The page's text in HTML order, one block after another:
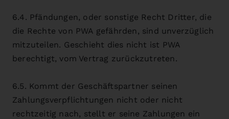
6.4. Pfändungen, oder sonstige Recht Dritter, die
die Rechte von PWA gefährden, sind unverzüglich
mitzuteilen. Geschieht dies nicht ist PWA
berechtigt, vom Vertrag zurückzutreten.
6.5. Kommt der Geschäftspartner seinen
Zahlungsverpflichtungen nicht oder nicht
rechtzeitig nach, stellt er seine Zahlungen ein